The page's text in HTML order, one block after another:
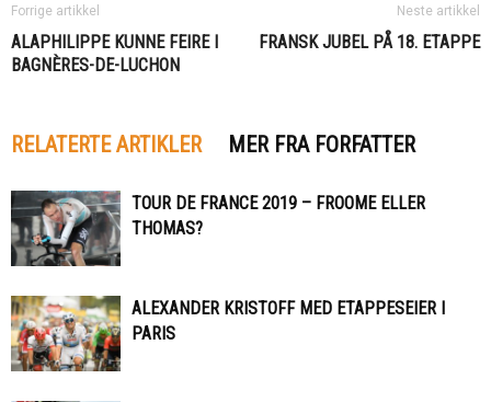
Forrige artikkel
ALAPHILIPPE KUNNE FEIRE I
BAGNÈRES-DE-LUCHON
Neste artikkel
FRANSK JUBEL PÅ 18. ETAPPE
RELATERTE ARTIKLER MER FRA FORFATTER
TOUR DE FRANCE 2019 – FROOME ELLER
THOMAS?
ALEXANDER KRISTOFF MED ETAPPESEIER I
PARIS